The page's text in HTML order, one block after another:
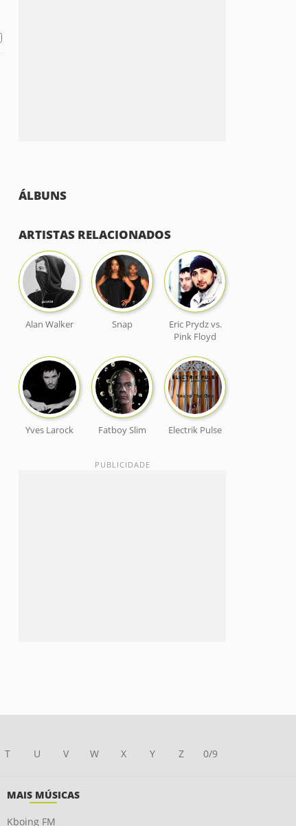
ÁLBUNS
ARTISTAS RELACIONADOS
Alan Walker Snap
Eric Prydz vs.
Pink Floyd
Yves Larock Fatboy Slim Electrik Pulse
T U V W X Y Z 0/9
MAIS MÚSICAS
Kboing FM